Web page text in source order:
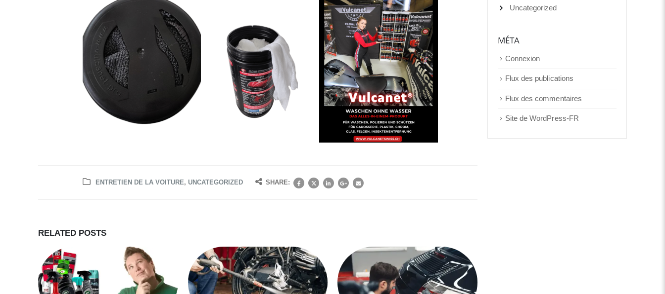
ENTRETIEN DE LA VOITURE, UNCATEGORIZED SHARE:
RELATED POSTS
Uncategorized
MÉTA
Connexion
Flux des publications
Flux des commentaires
Site de WordPress-FR